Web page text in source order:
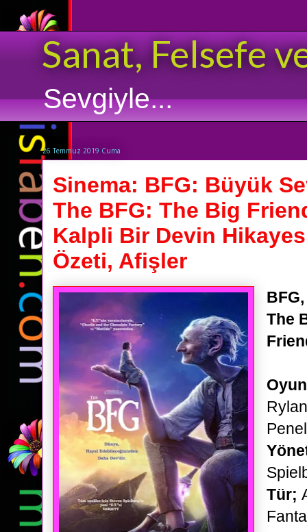
Sanat, Felsefe
Sevgiyle...
26 Temmuz 2019 Cuma
Sinema: BFG: Büyük
The BFG: The Big
Kalpli Bir Devin
Özeti, Afişler
The
Tür;